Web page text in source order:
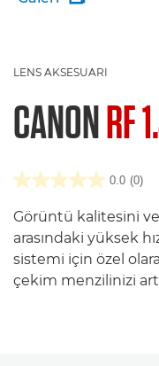
LENS AKSESUARI
CANONRF
0.0 (0)
Görüntü kalitesini
arasındaki yüksek
sistemi için özel
çekim menzilinizi